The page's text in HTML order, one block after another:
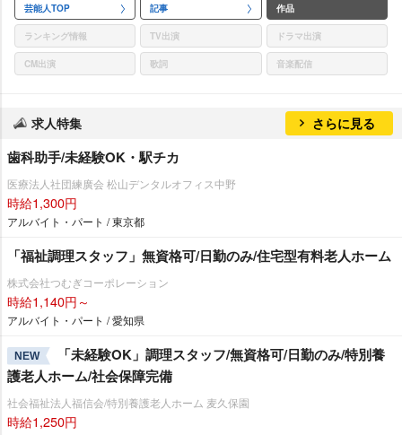
芸能人TOP 記事 作品
ランキング情報 TV出演 ドラマ出演
CM出演 歌詞 音楽配信
求人特集 さらに見る
歯科助手/未経験OK・駅チカ
医療法人社団練廣会 松山デンタルオフィス中野
時給1,300円
アルバイト・パート / 東京都
「福祉調理スタッフ」無資格可/日勤のみ/住宅型有料老人ホーム
株式会社つむぎコーポレーション
時給1,140円～
アルバイト・パート / 愛知県
NEW
「未経験OK」調理スタッフ/無資格可/日勤のみ/特別養
護老人ホーム/社会保障完備
社会福祉法人福信会/特別養護老人ホーム 麦久保園
時給1,250円